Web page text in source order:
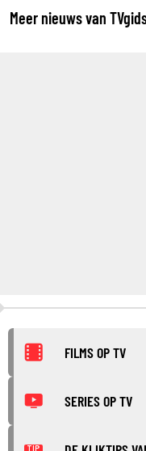
Meer nieuws van
FILMS OP TV
SERIES OP TV
TIP